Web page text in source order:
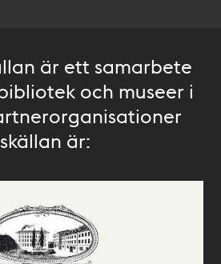
är ett samarbete
och museer i
är: